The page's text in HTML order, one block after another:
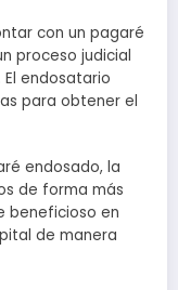
con un pagaré
proceso judicial
endosatario
para obtener el
endosado, la
de forma más
beneficioso en
de manera